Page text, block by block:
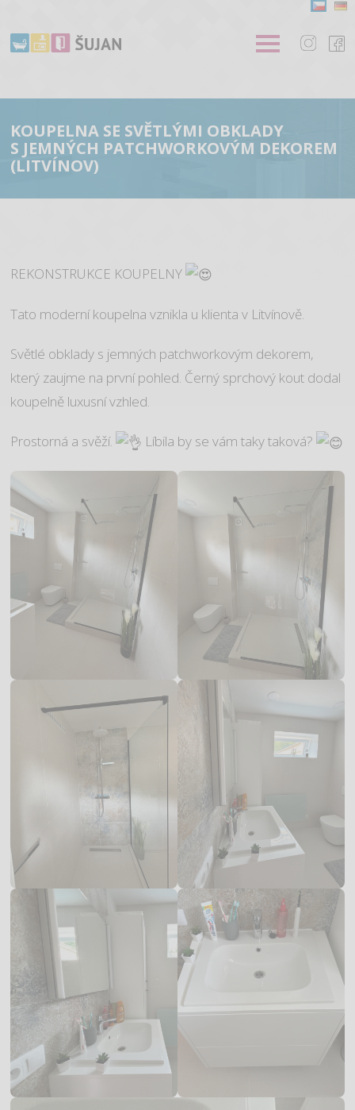
KOUPELNA SE SVĚTLÝMI OBKLADY
S JEMNÝCH PATCHWORKOVÝM DEKOREM
(LITVÍNOV)
REKONSTRUKCE KOUPELNY
Tato moderní koupelna vznikla u klienta v Litvínově.
Světlé obklady s jemných patchworkovým dekorem,
který zaujme na první pohled. Černý sprchový kout dodal
koupelně luxusní vzhled.
Prostorná a svěží. Líbila by se vám taky taková?